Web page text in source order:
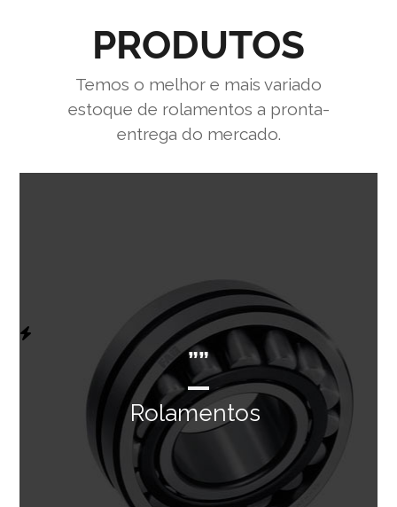
PRODUTOS
Temos o melhor e mais variado
estoque de rolamentos a pronta-
entrega do mercado.
””
Rolamentos